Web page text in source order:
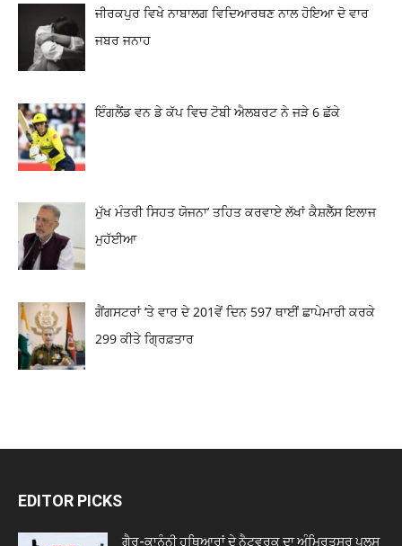
ਜੀਰਕਪੁਰ ਵਿਖੇ ਨਾਬਾਲਗ ਵਿਦਿਆਰਥਣ ਨਾਲ ਹੋਇਆ ਦੋ ਵਾਰ
ਜਬਰ ਜਨਾਹ
ਇੰਗਲੈਂਡ ਵਨ ਡੇ ਕੱਪ ਵਿਚ ਟੋਬੀ ਐਲਬਰਟ ਨੇ ਜੜੇ 6 ਛੱਕੇ
ਮੁੱਖ ਮੰਤਰੀ ਸਿਹਤ ਯੋਜਨਾ’ ਤਹਿਤ ਕਰਵਾਏ ਲੱਖਾਂ ਕੈਸ਼ਲੈੱਸ ਇਲਾਜ
ਮੁਹੱਈਆ
ਗੈਂਗਸਟਰਾਂ ‘ਤੇ ਵਾਰ ਦੇ 201ਵੇਂ ਦਿਨ 597 ਥਾਈਂ ਛਾਪੇਮਾਰੀ ਕਰਕੇ
299 ਕੀਤੇ ਗ੍ਰਿਫ਼ਤਾਰ
EDITOR PICKS
ਗੈਰ-ਕਾਨੂੰਨੀ ਹਥਿਆਰਾਂ ਦੇ ਨੈਟਵਰਕ ਦਾ ਅੰਮ੍ਰਿਤਸਰ ਪੁਲਸ